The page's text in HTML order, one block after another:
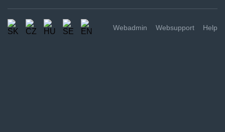
Webadmin Websupport Help